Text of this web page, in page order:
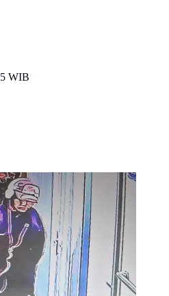
WIB